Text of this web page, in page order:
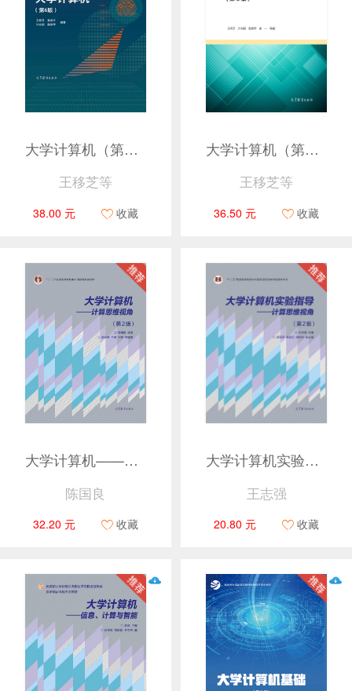
大学计算机（第6版）
王移芝等
38.00 元 收藏
大学计算机（第5版）
王移芝等
36.50 元 收藏
大学计算机——计算思维视角（第2版）
陈国良
32.20 元 收藏
大学计算机实验指导——计算思维视角（第2版）
王志强
20.80 元 收藏